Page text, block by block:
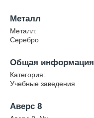
Металл
Металл:
Серебро
Общая информация
Категория:
Учебные заведения
Аверс 8